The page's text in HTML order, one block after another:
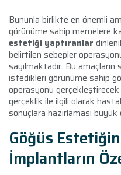
Bununla birlikte en önemli
görünüme sahip memelere
estetiği yaptıranlar
belirtilen sebepler
sayılmaktadır. Bu
istedikleri görünüme sahip
operasyonu
gerçeklik ile ilgili olarak
sonuçlara hazırlaması büyük
Göğüs
İmplantların